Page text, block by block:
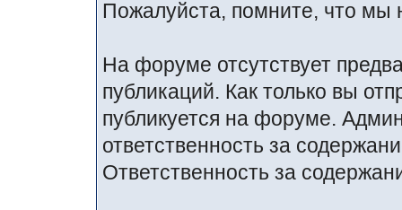
Пожалуйста, помните, что мы
На форуме отсутствует
публикаций. Как только вы
публикуется на форуме.
ответственность за
Ответственность за